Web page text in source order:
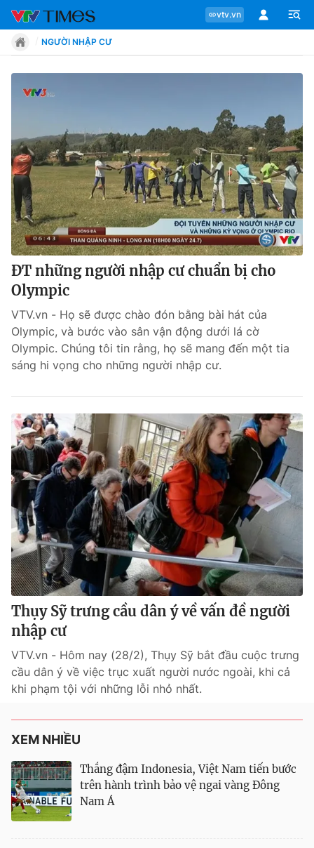
vtv.vn
Tin tức
Move
Phong cách
Chân dung
Bóng đá
Các môn khác
VIDEO
Bên lề
THỜI BÁO VTV
Theo dõi báo trên
Cơ quan chủ quản:
Đài Truyền hình Việt Nam
Cơ quan báo chí:Thời báo VTV
Giấy phép hoạt động báo in và báo điện tử số 483/GP-BTTTT
Tổng Biên tập: Vũ Thanh Thủy
Phó Tổng Biên tập:Nguyễn Thị Mỹ Hạnh, Phạm Quốc Thắng,
Nguyễn Trọng Ninh
NGƯỜI NHẬP CƯ
ĐT những người nhập cư chuẩn bị cho
Olympic
VTV.vn - Họ sẽ được chào đón bằng bài hát của
Olympic, và bước vào sân vận động dưới lá cờ
Olympic. Chúng tôi tin rằng, họ sẽ mang đến một tia
sáng hi vọng cho những người nhập cư.
Thụy Sỹ trưng cầu dân ý về vấn đề người
nhập cư
VTV.vn - Hôm nay (28/2), Thụy Sỹ bắt đầu cuộc trưng
cầu dân ý về việc trục xuất người nước ngoài, khi cả
khi phạm tội với những lỗi nhỏ nhất.
XEM NHIỀU
Thắng đậm Indonesia, Việt Nam tiến bước
trên hành trình bảo vệ ngai vàng Đông
Nam Á